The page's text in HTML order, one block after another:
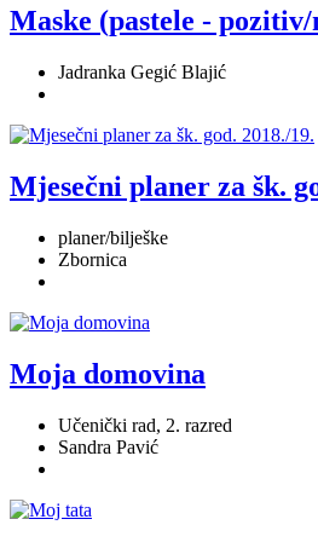
Maske (pastele -
Jadranka Gegić Blajić
Mjesečni planer za šk.
planer/bilješke
Zbornica
Moja domovina
Učenički rad, 2. razred
Sandra Pavić